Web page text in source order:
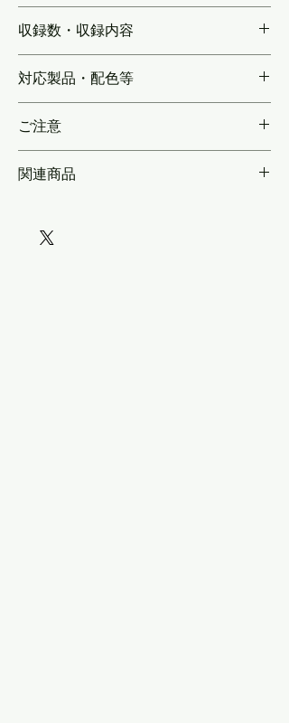
収録数・収録内容
レー文字にて収録。●妻面表記は黒文字の
為、[KLM207B～]に収録しています●
対応製品・配色等
ご注意
関連商品